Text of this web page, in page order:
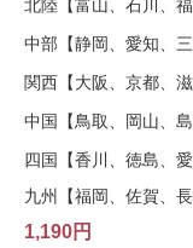
北陸【富山、石川、福
中部【静岡、愛知、
関西【大阪、京都、
中国【鳥取、岡山、
四国【香川、徳島、
九州【福岡、佐賀、
1,190円